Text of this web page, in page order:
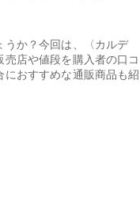
うか？今回は、〈カルデ
店や値段を購入者の口コ
おすすめな通販商品も紹